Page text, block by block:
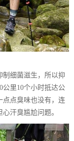
制细菌滋生，所以抑
公里10个小时抵达公
点点臭味也没有，连
汗臭尴尬问题。